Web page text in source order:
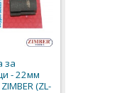
за
- 22мм
(ZL-